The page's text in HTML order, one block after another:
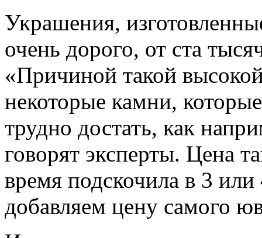
Украшения,
очень дорого, от ста
«Причиной такой
некоторые камни,
трудно достать, как
говорят эксперты. Цена
время подскочила в 3
добавляем цену самого